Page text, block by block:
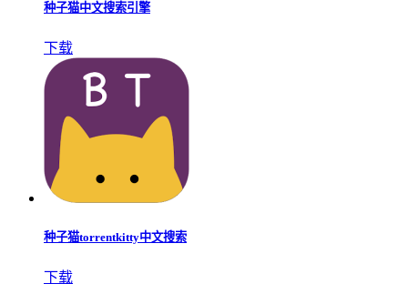
种子猫中文搜索引擎
下载
种子猫torrentkitty中文搜索
下载